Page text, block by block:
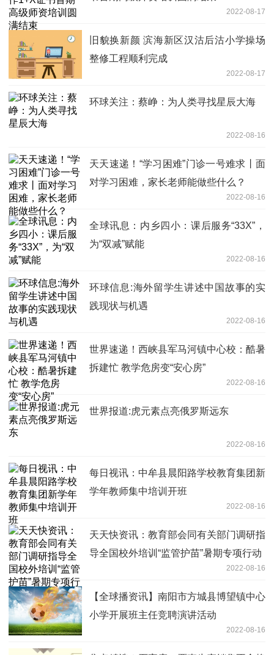
2022-08-17
旧貌换新颜 滨海新区汉沽后沽小学操场
整修工程顺利完成
2022-08-17
环球关注：蔡峥：为人类寻找星辰大海
2022-08-16
天天速递！“学习困难”门诊一号难求丨面
对学习困难，家长老师能做些什么？
2022-08-16
全球讯息：内乡四小：课后服务“33X”，
为“双减”赋能
2022-08-16
环球信息:海外留学生讲述中国故事的实
践现状与机遇
2022-08-16
世界速递！西峡县军马河镇中心校：酷暑
拆建忙 教学危房变“安心房”
2022-08-16
世界报道:虎元素点亮俄罗斯远东
2022-08-16
每日视讯：中牟县晨阳路学校教育集团新
学年教师集中培训开班
2022-08-16
天天快资讯：教育部会同有关部门调研指
导全国校外培训“监管护苗”暑期专项行动
2022-08-16
【全球播资讯】南阳市方城县博望镇中心
小学开展班主任竞聘演讲活动
2022-08-16